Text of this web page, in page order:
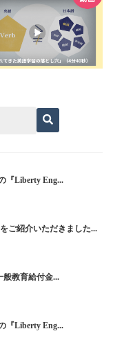
『Liberty Eng...
ご紹介いただきました...
教育給付金...
『Liberty Eng...